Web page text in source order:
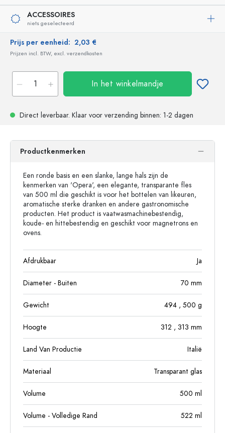
ACCESSOIRES
niets geselecteerd
Prijs per eenheid: 2,03 €
Prijzen incl. BTW, excl. verzendkosten
In het winkelmandje
Direct leverbaar. Klaar voor verzending binnen: 1-2 dagen
Productkenmerken
Een ronde basis en een slanke, lange hals zijn de
kenmerken van 'Opera', een elegante, transparante fles
van 500 ml die geschikt is voor het bottelen van likeuren,
aromatische sterke dranken en andere gastronomische
producten. Het product is vaatwasmachinebestendig,
koude- en hittebestendig en geschikt voor magnetrons en
ovens.
Afdrukbaar Ja
Diameter - Buiten 70 mm
Gewicht 494 , 500 g
Hoogte 312 , 313 mm
Land Van Productie Italië
Materiaal Transparant glas
Volume 500 ml
Volume - Volledige Rand 522 ml